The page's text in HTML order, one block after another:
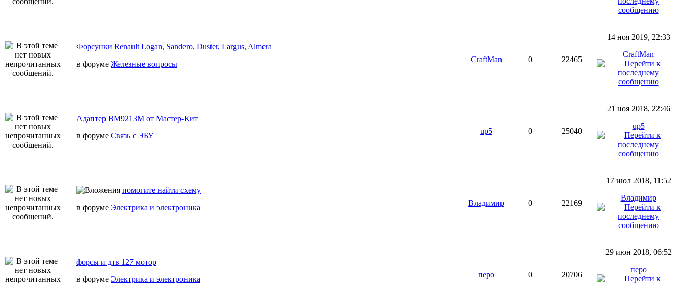
Форсунки Renault Logan, Sandero, Duster, Largus, Almera
в форуме Железные вопросы
CraftMan 0 22465
14 ноя 2019, 22:33
CraftMan
Адаптер BM9213M от Мастер-Кит
в форуме Связь с ЭБУ
up5 0 25040
21 ноя 2018, 22:46
up5
помогите найти схему
в форуме Электрика и электроника
Владимир 0 22169
17 июл 2018, 11:52
Владимир
форсы и дтв 127 мотор
в форуме Электрика и электроника
перо 0 20706
29 июн 2018, 06:52
перо